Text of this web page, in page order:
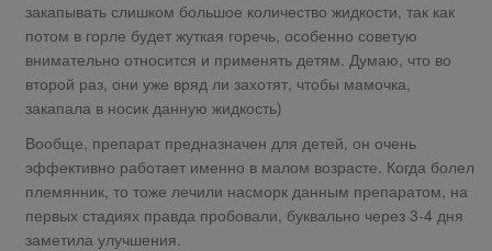
закапывать слишком большое количество жидкости, так как
потом в горле будет жуткая горечь, особенно советую
внимательно относится и применять детям. Думаю, что во
второй раз, они уже вряд ли захотят, чтобы мамочка,
закапала в носик данную жидкость)
Вообще, препарат предназначен для детей, он очень
эффективно работает именно в малом возрасте. Когда болел
племянник, то тоже лечили насморк данным препаратом, на
первых стадиях правда пробовали, буквально через 3-4 дня
заметила улучшения.